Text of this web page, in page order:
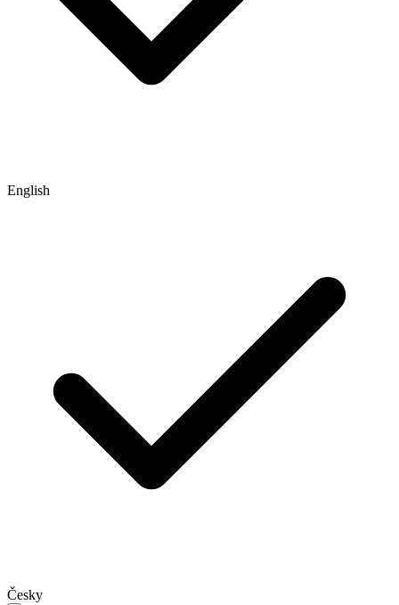
English
Česky